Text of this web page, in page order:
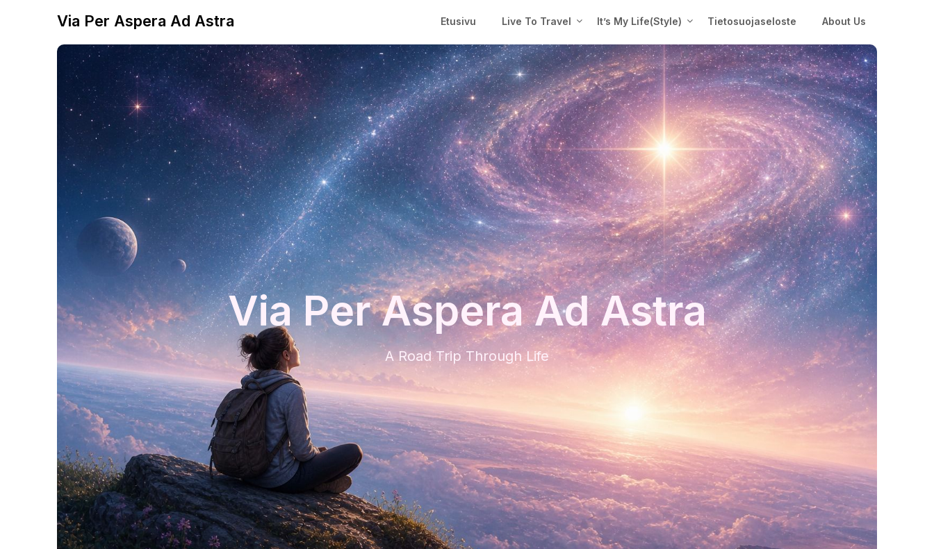
Via Per Aspera Ad Astra Etusivu Live To Travel It’s My Life(Style) Tietosuojaseloste About Us
Via Per Aspera Ad Astra
A Road Trip Through Life